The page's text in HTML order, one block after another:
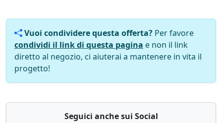
Vuoi condividere questa offerta? Per favore
condividi il link di questa pagina e non il link
diretto al negozio, ci aiuterai a mantenere in vita il
progetto!
Seguici anche sui Social